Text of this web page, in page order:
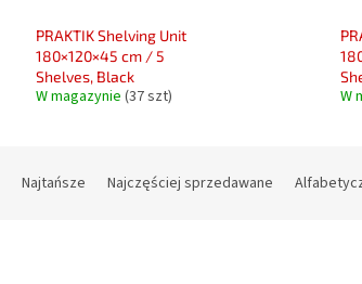
PRAKTIK Shelving Unit
180×120×45 cm / 5
Shelves, Black
W magazynie (37 szt) W
Najtańsze Najczęściej sprzedawane